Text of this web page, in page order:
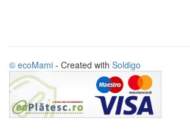
© ecoMami - Created with Soldigo